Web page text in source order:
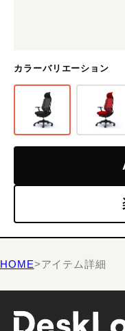
カラーバリエーション
HOME>アイテム詳細